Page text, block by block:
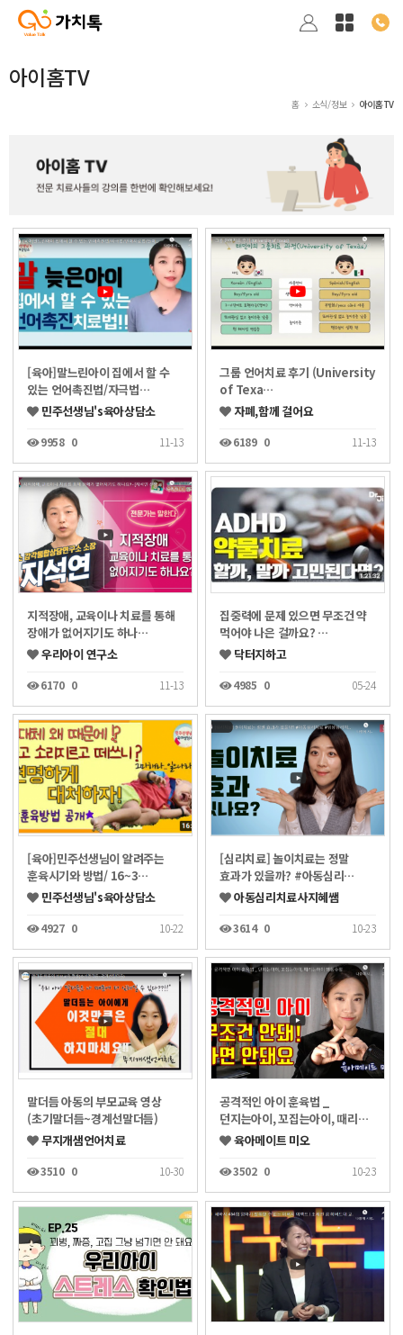
아이홈TV
홈 소식/정보 아이홈TV
[육아]말느린아이 집에서 할 수
있는 언어촉진법/자극법…
민주선생님's육아상담소
9958 0 11-13
그룹 언어치료 후기 (University
of Texa…
자폐,함께 걸어요
6189 0 11-13
지적장애, 교육이나 치료를 통해
장애가 없어지기도 하나…
우리아이 연구소
6170 0 11-13
집중력에 문제 있으면 무조건 약
먹어야 나은 걸까요? …
닥터지하고
4985 0 05-24
[육아]민주선생님이 알려주는
훈육시기와 방법/ 16~3…
민주선생님's육아상담소
4927 0 10-22
[심리치료] 놀이치료는 정말
효과가 있을까? #아동심리…
아동심리치료사지혜쌤
3614 0 10-23
말더듬 아동의 부모교육 영상
(초기말더듬~경계선말더듬)
무지개샘언어치료
3510 0 10-30
공격적인 아이 훈육법 _
던지는아이, 꼬집는아이, 때리…
육아메이트 미오
3502 0 10-23